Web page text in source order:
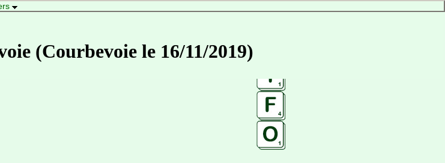
(Courbevoie le 16/11/2019)